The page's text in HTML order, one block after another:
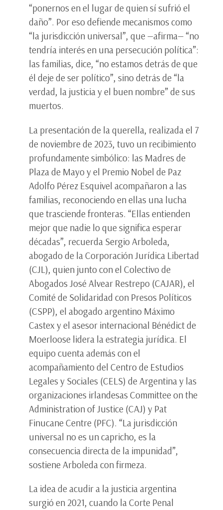
“ponernos en el lugar de quien sí sufrió el
daño”. Por eso defiende mecanismos como
“la jurisdicción universal”, que —afirma— “no
tendría interés en una persecución política”:
las familias, dice, “no estamos detrás de que
él deje de ser político”, sino detrás de “la
verdad, la justicia y el buen nombre” de sus
muertos.
La presentación de la querella, realizada el 7
de noviembre de 2023, tuvo un recibimiento
profundamente simbólico: las Madres de
Plaza de Mayo y el Premio Nobel de Paz
Adolfo Pérez Esquivel acompañaron a las
familias, reconociendo en ellas una lucha
que trasciende fronteras. “Ellas entienden
mejor que nadie lo que significa esperar
décadas”, recuerda Sergio Arboleda,
abogado de la Corporación Jurídica Libertad
(CJL), quien junto con el Colectivo de
Abogados José Alvear Restrepo (CAJAR), el
Comité de Solidaridad con Presos Políticos
(CSPP), el abogado argentino Máximo
Castex y el asesor internacional Bénédict de
Moerloose lidera la estrategia jurídica. El
equipo cuenta además con el
acompañamiento del Centro de Estudios
Legales y Sociales (CELS) de Argentina y las
organizaciones irlandesas Committee on the
Administration of Justice (CAJ) y Pat
Finucane Centre (PFC). “La jurisdicción
universal no es un capricho, es la
consecuencia directa de la impunidad”,
sostiene Arboleda con firmeza.
La idea de acudir a la justicia argentina
surgió en 2021, cuando la Corte Penal